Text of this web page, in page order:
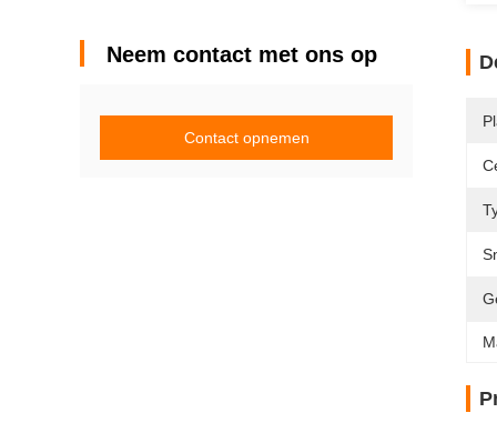
Neem contact met ons op
Contact opnemen